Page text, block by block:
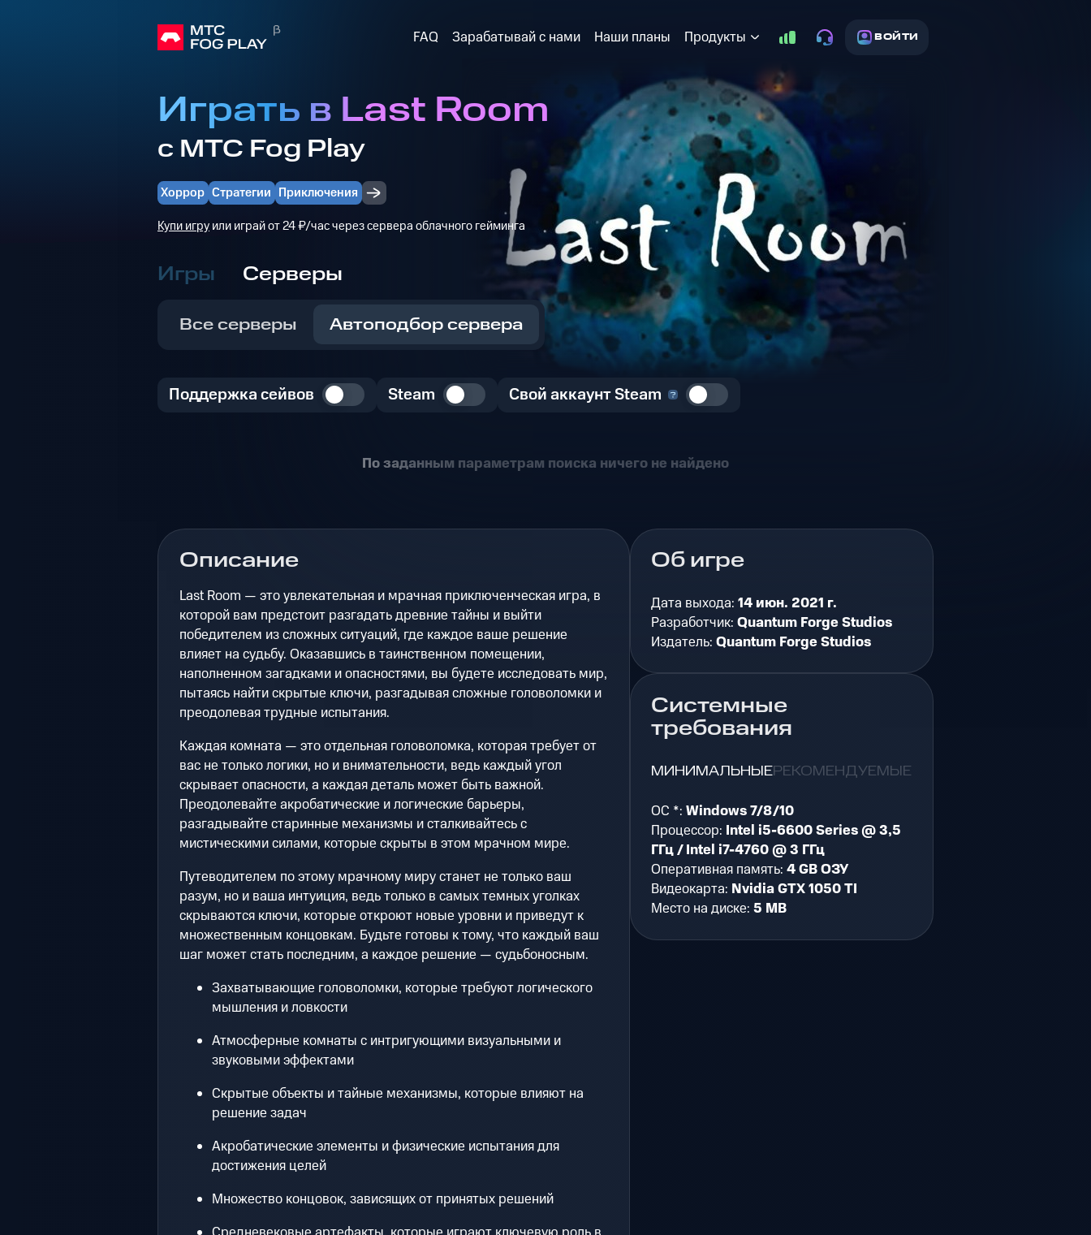
FAQ Зарабатывай с нами Наши планы Продукты ВОЙТИ
Играть в Last Room
с МТС Fog Play
Хоррор Стратегии Приключения
Купи игруили играй от 24 ₽/час через сервера облачного гейминга
Игры Серверы
Все серверы Автоподбор сервера
Поддержка сейвов Steam Свой аккаунт Steam
По заданным параметрам поиска ничего не найдено
Описание
Last Room — это увлекательная и мрачная приключенческая игра, в
которой вам предстоит разгадать древние тайны и выйти
победителем из сложных ситуаций, где каждое ваше решение
влияет на судьбу. Оказавшись в таинственном помещении,
наполненном загадками и опасностями, вы будете исследовать мир,
пытаясь найти скрытые ключи, разгадывая сложные головоломки и
преодолевая трудные испытания.
Каждая комната — это отдельная головоломка, которая требует от
вас не только логики, но и внимательности, ведь каждый угол
скрывает опасности, а каждая деталь может быть важной.
Преодолевайте акробатические и логические барьеры,
разгадывайте старинные механизмы и сталкивайтесь с
мистическими силами, которые скрыты в этом мрачном мире.
Путеводителем по этому мрачному миру станет не только ваш
разум, но и ваша интуиция, ведь только в самых темных уголках
скрываются ключи, которые откроют новые уровни и приведут к
множественным концовкам. Будьте готовы к тому, что каждый ваш
шаг может стать последним, а каждое решение — судьбоносным.
Захватывающие головоломки, которые требуют логического
мышления и ловкости
Атмосферные комнаты с интригующими визуальными и
звуковыми эффектами
Скрытые объекты и тайные механизмы, которые влияют на
решение задач
Акробатические элементы и физические испытания для
достижения целей
Множество концовок, зависящих от принятых решений
Об игре
Дата выхода:14 июн. 2021 г.
Разработчик:Quantum Forge Studios
Издатель:Quantum Forge Studios
Системные
требования
МИНИМАЛЬНЫЕРЕКОМЕНДУЕМЫЕ
ОС *:Windows 7/8/10
Процессор: Intel i5-6600 Series @ 3,5
ГГц / Intel i7-4760 @ 3 ГГц
Оперативная память:4 GB ОЗУ
Видеокарта: Nvidia GTX 1050 TI
Место на диске:5 MB